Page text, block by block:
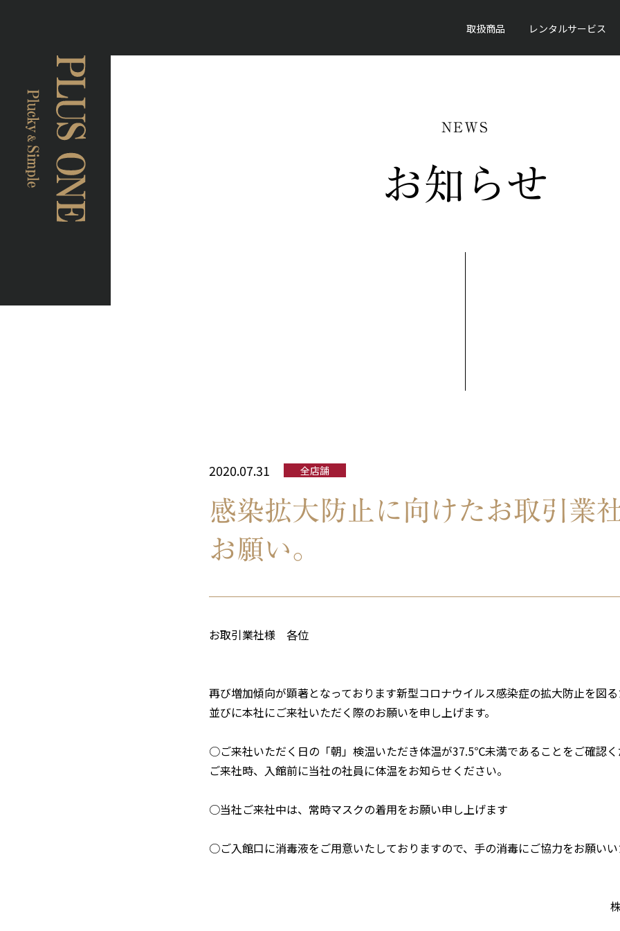
取扱商品 レンタルサービス
NEWS
お知らせ
2020.07.31 全店舗
感染拡大防止に向けたお取引業
お願い。
お取引業社様 各位
再び増加傾向が顕著となっております新型コロナウイルス感染症の拡大防止を図
並びに本社にご来社いただく際のお願いを申し上げます。
○ご来社いただく日の「朝」検温いただき体温が37.5℃未満であることをご確認
ご来社時、入館前に当社の社員に体温をお知らせください。
○当社ご来社中は、常時マスクの着用をお願い申し上げます
○ご入館口に消毒液をご用意いたしておりますので、手の消毒にご協力をお願い